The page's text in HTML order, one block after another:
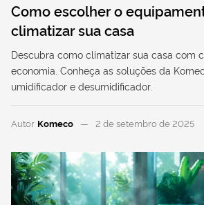
Como escolher o
climatizar sua casa
Descubra como climatizar sua casa com
economia. Conheça as soluções da
umidificador e desumidificador.
Autor Komeco 2 de setembro de 2025